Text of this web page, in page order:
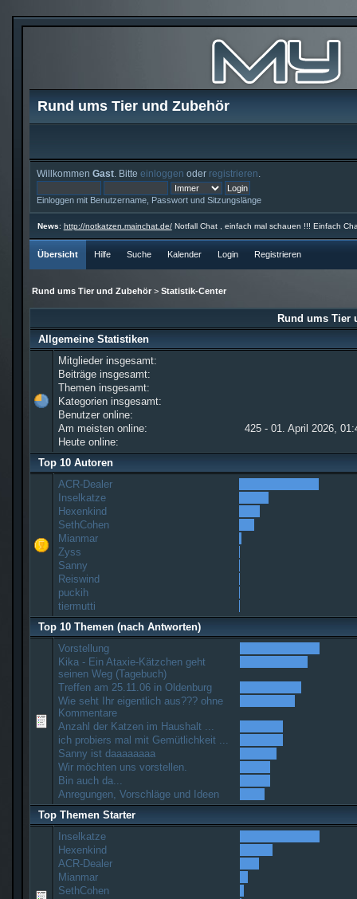
Rund ums Tier und Zubehör
Willkommen Gast. Bitte einloggen oder registrieren
Einloggen mit Benutzername, Passwort und Sitzungslänge
News: http://notkatzen.mainchat.de/Notfall Chat , einfach mal schauen !!! Einfach
Übersicht Hilfe Suche Kalender Login Registrieren
Rund ums Tier und Zubehör> Statistik-Center
Rund ums Tier
Allgemeine Statistiken
Mitglieder insgesamt:
Beiträge insgesamt:
Themen insgesamt:
Kategorien insgesamt:
Benutzer online:
Am meisten online:
425 - 01. April 2026,
Heute online:
Top 10 Autoren
ACR-Dealer
Inselkatze
Hexenkind
SethCohen
Mianmar
Zyss
Sanny
Reiswind
puckih
tiermutti
Top 10 Themen (nach Antworten)
Vorstellung
Kika - Ein Ataxie-Kätzchen geht
seinen Weg (Tagebuch)
Treffen am 25.11.06 in Oldenburg
Wie seht Ihr eigentlich aus??? ohne
Kommentare
Anzahl der Katzen im Haushalt ...
ich probiers mal mit Gemütlichkeit ...
Sanny ist daaaaaaaa
Wir möchten uns vorstellen.
Bin auch da...
Anregungen, Vorschläge und Ideen
Top Themen Starter
Inselkatze
Hexenkind
ACR-Dealer
Mianmar
SethCohen